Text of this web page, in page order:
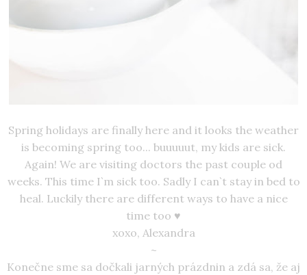
Spring holidays are finally here and it looks the weather
is becoming spring too... buuuuut, my kids are sick.
Again! We are visiting doctors the past couple od
weeks. This time I`m sick too. Sadly I can`t stay in bed to
heal. Luckily there are different ways to have a nice
time too ♥
xoxo, Alexandra
~
Konečne sme sa dočkali jarných prázdnin a zdá sa, že aj